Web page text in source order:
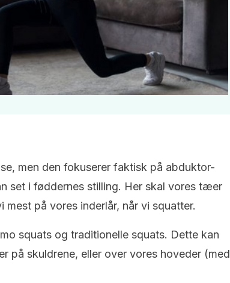
men den fokuserer faktisk på abduktor-
set i føddernes stilling. Her skal vores tæer
på vores inderlår, når vi squatter.
squats og traditionelle squats. Dette kan
på skuldrene, eller over vores hoveder (med